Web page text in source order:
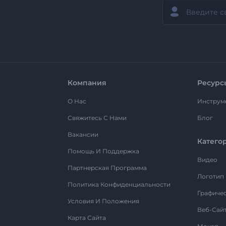
Компания
О Нас
Свяжитесь С Нами
Вакансии
Помощь И Поддержка
Партнерская Программа
Политика Конфиденциальности
Условия И Положения
Карта Сайта
Блог
Видео
Логотип
Веб-